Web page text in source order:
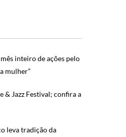
inteiro de ações pelo
mulher”
& Jazz Festival; confira a
leva tradição da